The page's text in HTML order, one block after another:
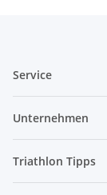
Service
Unternehmen
Triathlon Tipps